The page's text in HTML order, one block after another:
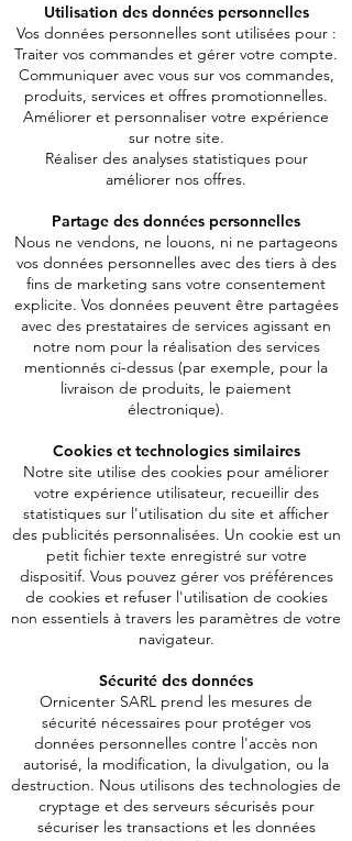
Utilisation des données personnelles
Vos données personnelles sont utilisées pour :
Traiter vos commandes et gérer votre compte.
Communiquer avec vous sur vos commandes,
produits, services et offres promotionnelles.
Améliorer et personnaliser votre expérience
sur notre site.
Réaliser des analyses statistiques pour
améliorer nos offres.
Partage des données personnelles
Nous ne vendons, ne louons, ni ne partageons
vos données personnelles avec des tiers à des
fins de marketing sans votre consentement
explicite. Vos données peuvent être partagées
avec des prestataires de services agissant en
notre nom pour la réalisation des services
mentionnés ci-dessus (par exemple, pour la
livraison de produits, le paiement
électronique).
Cookies et technologies similaires
Notre site utilise des cookies pour améliorer
votre expérience utilisateur, recueillir des
statistiques sur l'utilisation du site et afficher
des publicités personnalisées. Un cookie est un
petit fichier texte enregistré sur votre
dispositif. Vous pouvez gérer vos préférences
de cookies et refuser l'utilisation de cookies
non essentiels à travers les paramètres de votre
navigateur.
Sécurité des données
Ornicenter SARL prend les mesures de
sécurité nécessaires pour protéger vos
données personnelles contre l'accès non
autorisé, la modification, la divulgation, ou la
destruction. Nous utilisons des technologies de
cryptage et des serveurs sécurisés pour
sécuriser les transactions et les données